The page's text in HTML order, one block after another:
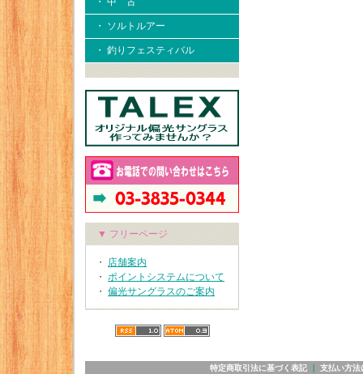
・ ソルトルアー
・ 釣りフェスティバル
▼ フリーページ
・ 店舗案内
・ ポイントシステムについて
・ 偏光サングラスのご案内
特定商取引法に基づく表記｜ 支払い方法